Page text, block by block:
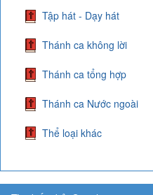
Tập hát - Dạy hát
Thánh ca không lời
Thánh ca tổng hợp
Thánh ca Nước ngoài
Thể loại khác